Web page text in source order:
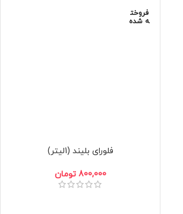
فروخت
ه شده
فلورای بلیند (1لیتر)
800,000 تومان